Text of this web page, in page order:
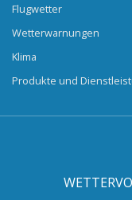
Flugwetter
Wetterwarnungen
Klima
Produkte und